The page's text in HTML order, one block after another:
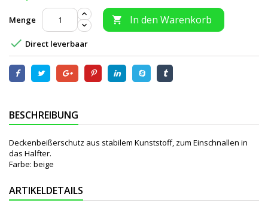
Menge  In den Warenkorb
 Direct leverbaar
BESCHREIBUNG
Deckenbeißerschutz aus stabilem Kunststoff, zum Einschnallen in
das Halfter.
Farbe: beige
ARTIKELDETAILS